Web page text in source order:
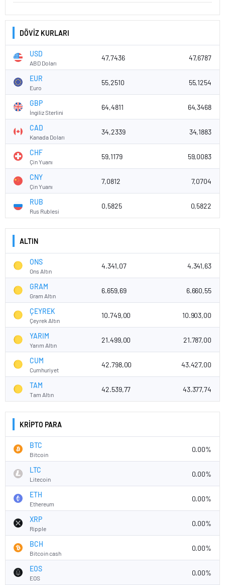
DÖVİZ KURLARI
USD
ABD Doları
47,7436 47,6787
EUR
Euro
55,2510 55,1254
GBP
İngiliz Sterlini
64,4811 64,3468
CAD
Kanada Doları
34,2339 34,1883
CHF
Çin Yuanı
59,1179 59,0083
CNY
Çin Yuanı
7,0812 7,0704
RUB
Rus Rublesi
0,5825 0,5822
ALTIN
ONS
Ons Altın
4.341,07 4.341,63
GRAM
Gram Altın
6.659,69 6.660,55
ÇEYREK
Çeyrek Altın
10.749,00 10.903,00
YARIM
Yarım Altın
21.499,00 21.787,00
CUM
Cumhuriyet
42.798,00 43.427,00
TAM
Tam Altın
42.539,77 43.377,74
KRİPTO PARA
BTC
Bitcoin
0.00%
LTC
Litecoin
0.00%
ETH
Ethereum
0.00%
XRP
Ripple
0.00%
BCH
Bitcoin cash
0.00%
EOS
EOS
0.00%